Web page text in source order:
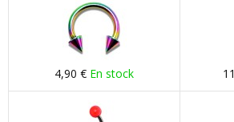
4,90 € En stock